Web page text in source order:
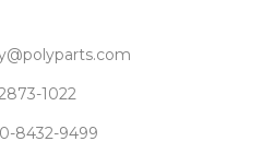
1022
8432-9499